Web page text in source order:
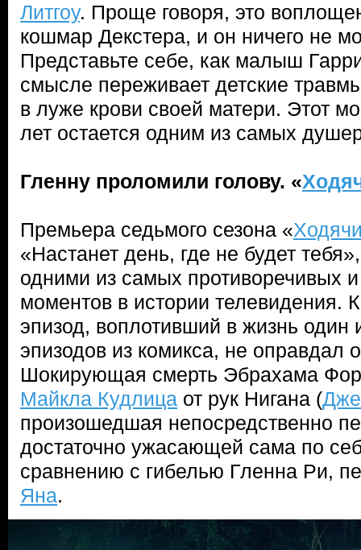
Литгоу. Проще говоря, это
кошмар Декстера, и он ничего не
Представьте себе, как малыш
смысле переживает детские
в луже крови своей матери. Этот
лет остается одним из самых
Гленну проломили голову. «
Премьера седьмого сезона «
«Настанет день, где не будет
одними из самых противоречивых
моментов в истории телевидения.
эпизод, воплотивший в жизнь
эпизодов из комикса, не оправдал
Шокирующая смерть Эбрахама
Майкла Кудлица от рук Нигана (
произошедшая непосредственно
достаточно ужасающей сама по
сравнению с гибелью Гленна Ри,
Яна.